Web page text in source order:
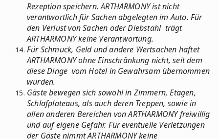
Rezeption speichern. ARTHARMONY ist nicht
verantwortlich für Sachen abgelegten im Auto. Für
den Verlust von Sachen oder Diebstahl trägt
ARTHARMONY keine Verantwortung.
Für Schmuck, Geld und andere Wertsachen haftet
ARTHARMONY ohne Einschränkung nicht, seit dem
diese Dinge vom Hotel in Gewahrsam übernommen
wurden.
Gäste bewegen sich sowohl in Zimmern, Etagen,
Schlafplateaus, als auch deren Treppen, sowie in
allen anderen Bereichen von ARTHARMONY freiwillig
und auf eigene Gefahr. Für eventuelle Verletzungen
der Gäste nimmt ARTHARMONY keine